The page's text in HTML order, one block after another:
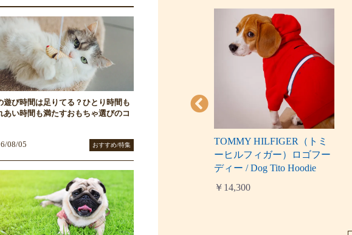
ィン）も
X-girl（エックスガール）ホ
ライゾンミルズロゴフーデ
ィー
￥4,730
TOMMY HILFIGER（トミ
ーヒルフィガー）ロゴフー
ディー / Dog Tito Hoodie
￥14,300
遊び時間は足りてる？ひとり時間も
あい時間も満たすおもちゃ選びのコ
08/05 おすすめ/特集